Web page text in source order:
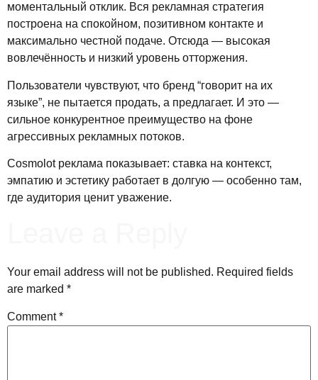
моментальный отклик. Вся рекламная стратегия
построена на спокойном, позитивном контакте и
максимально честной подаче. Отсюда — высокая
вовлечённость и низкий уровень отторжения.
Пользователи чувствуют, что бренд “говорит на их
языке”, не пытается продать, а предлагает. И это —
сильное конкурентное преимущество на фоне
агрессивных рекламных потоков.
Cosmolot реклама показывает: ставка на контекст,
эмпатию и эстетику работает в долгую — особенно там,
где аудитория ценит уважение.
Your email address will not be published. Required fields
are marked *
Comment*